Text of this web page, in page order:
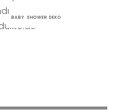
BABY SHOWER DEKO